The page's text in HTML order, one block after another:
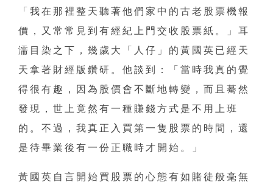
「我在那裡整天聽著他們家中的古老股票機報
價，又常常見到有經紀上門交收股票紙。」耳
濡目染之下，幾歲大「人仔」的黃國英已經天
天拿著財經版鑽研。他談到：「當時我真的覺
得很有趣，因為股價會不斷地轉變，而且驀然
發現，世上竟然有一種賺錢方式是不用上班
的。不過，我真正入買第一隻股票的時間，還
是待畢業後有一份正職時才開始。」
黃國英自言開始買股票的心態有如賭徒般毫無